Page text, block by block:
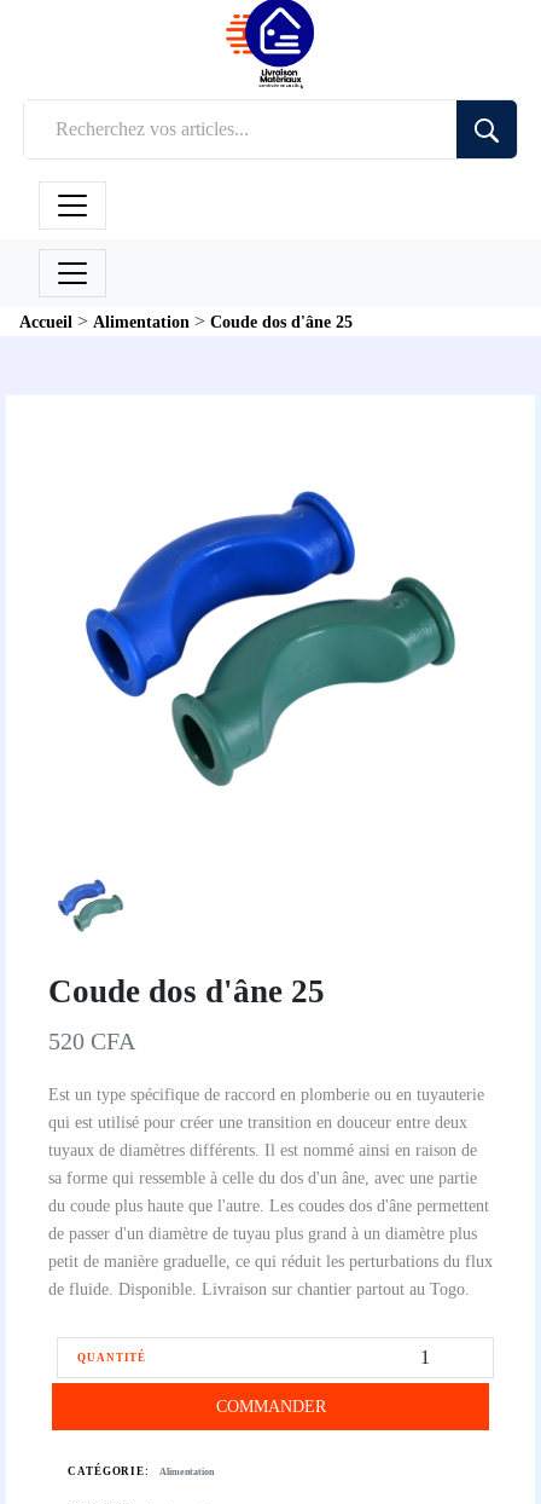
Accueil > Alimentation > Coude dos d'âne 25
Coude dos d'âne 25
520 CFA
Est un type spécifique de raccord en plomberie ou en tuyauterie
qui est utilisé pour créer une transition en douceur entre deux
tuyaux de diamètres différents. Il est nommé ainsi en raison de
sa forme qui ressemble à celle du dos d'un âne, avec une partie
du coude plus haute que l'autre. Les coudes dos d'âne permettent
de passer d'un diamètre de tuyau plus grand à un diamètre plus
petit de manière graduelle, ce qui réduit les perturbations du flux
de fluide. Disponible. Livraison sur chantier partout au Togo.
QUANTITÉ
COMMANDER
CATÉGORIE: Alimentation